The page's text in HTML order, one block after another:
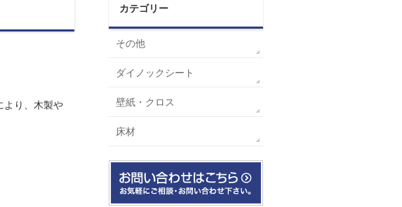
より、木製や
カテゴリー
その他
ダイノックシート
壁紙・クロス
床材